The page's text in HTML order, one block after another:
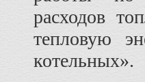
расходов
тепловую
котельных».